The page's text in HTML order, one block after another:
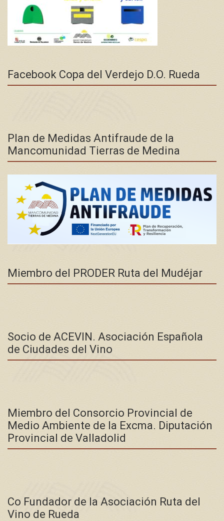
Facebook Copa del Verdejo D.O. Rueda
Plan de Medidas Antifraude de la
Mancomunidad Tierras de Medina
Miembro del PRODER Ruta del Mudéjar
Socio de ACEVIN. Asociación Española
de Ciudades del Vino
Miembro del Consorcio Provincial de
Medio Ambiente de la Excma. Diputación
Provincial de Valladolid
Co Fundador de la Asociación Ruta del
Vino de Rueda